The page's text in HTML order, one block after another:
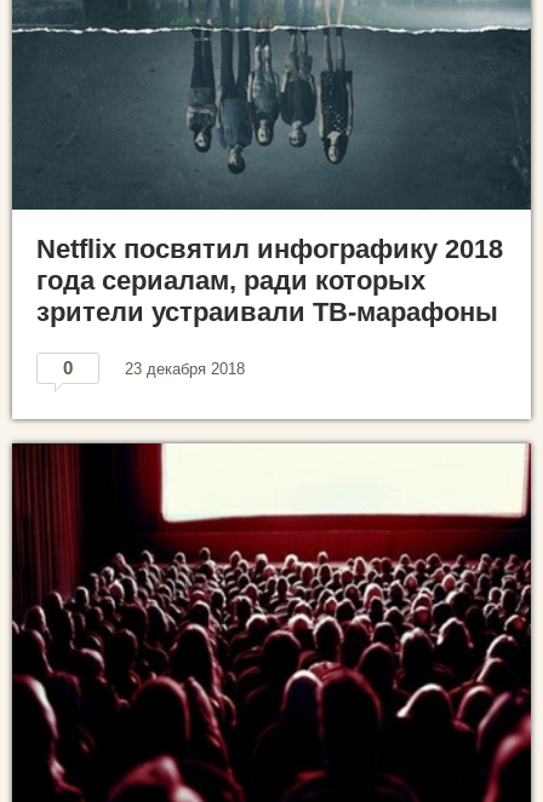
Netflix посвятил инфографику 2018
года сериалам, ради которых
зрители устраивали ТВ-марафоны
0 23 декабря 2018